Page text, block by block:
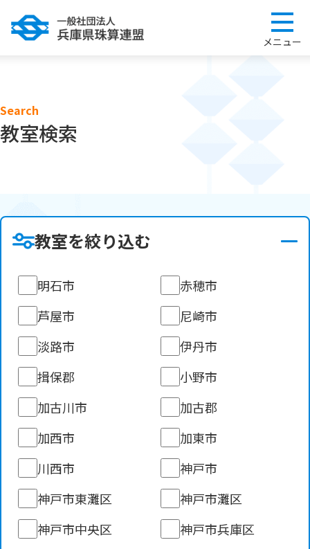
Search
教室検索
教室を絞り込む
明石市
赤穂市
芦屋市
尼崎市
淡路市
伊丹市
揖保郡
小野市
加古川市
加古郡
加西市
加東市
川西市
神戸市
神戸市東灘区
神戸市灘区
神戸市中央区
神戸市兵庫区